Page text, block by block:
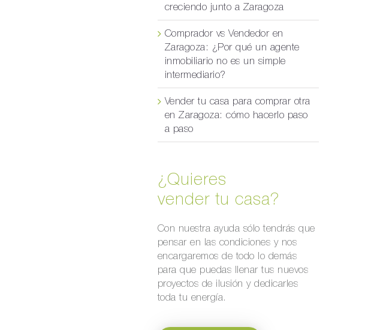
creciendo junto a Zaragoza
Comprador vs Vendedor en
Zaragoza: ¿Por qué un agente
inmobiliario no es un simple
intermediario?
Vender tu casa para comprar otra
en Zaragoza: cómo hacerlo paso
a paso
¿Quieres
vender tu casa?
Con nuestra ayuda sólo tendrás que
pensar en las condiciones y nos
encargaremos de todo lo demás
para que puedas llenar tus nuevos
proyectos de ilusión y dedicarles
toda tu energía.